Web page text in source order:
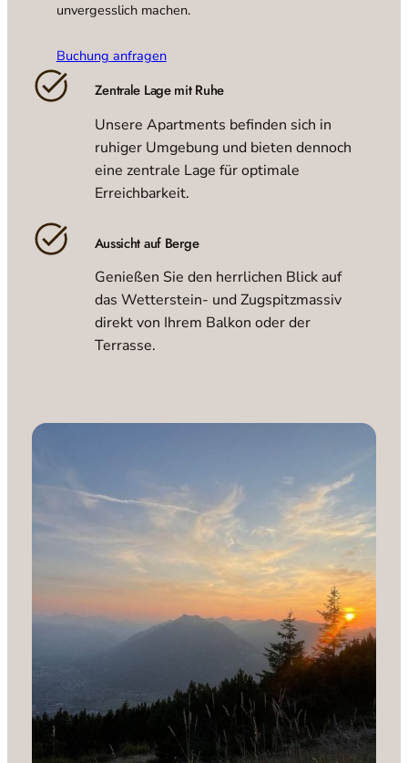
unvergesslich machen.
Buchung anfragen
Zentrale Lage mit Ruhe
Unsere Apartments befinden sich in
ruhiger Umgebung und bieten dennoch
eine zentrale Lage für optimale
Erreichbarkeit.
Aussicht auf Berge
Genießen Sie den herrlichen Blick auf
das Wetterstein- und Zugspitzmassiv
direkt von Ihrem Balkon oder der
Terrasse.